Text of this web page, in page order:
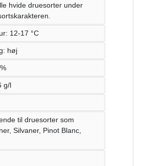
hvide druesorter under
12-17 °C
høj
g/l
til druesorter som
Silvaner, Pinot Blanc,